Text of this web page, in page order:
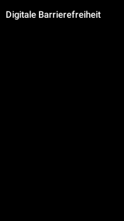
Digitale Barrierefreiheit